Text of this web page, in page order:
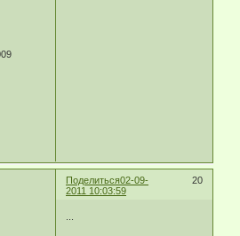
Поделиться 20
02-09-
2011 10:03:59